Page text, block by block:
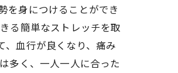
を身につけることができ
る簡単なストレッチを取
、血行が良くなり、痛み
多く、一人一人に合った